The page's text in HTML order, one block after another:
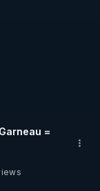
=